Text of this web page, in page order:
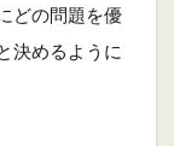
どの問題を優
決めるように